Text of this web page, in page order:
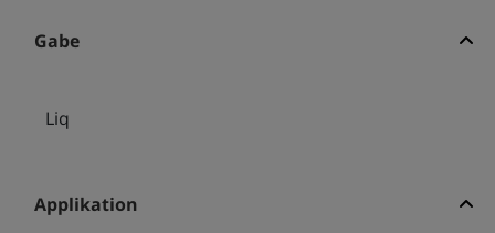
Gabe
Liq
Applikation